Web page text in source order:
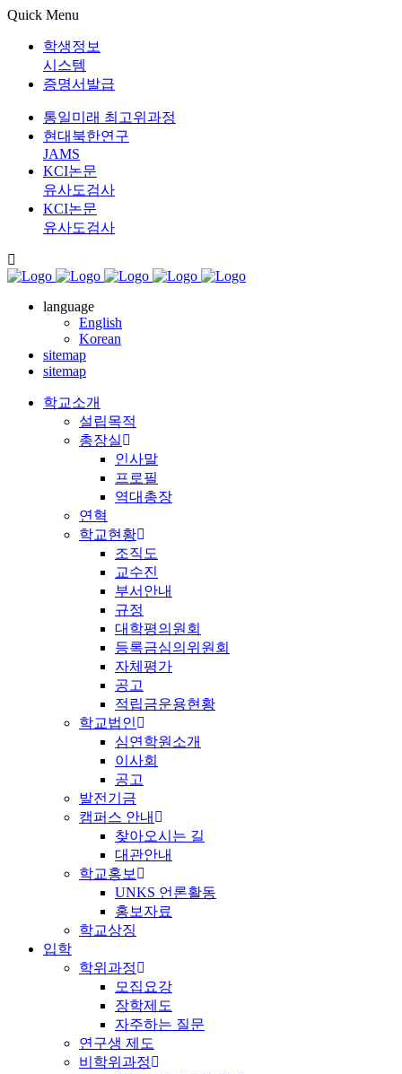
Quick Menu
학생정보
시스템
증명서발급
통일미래 최고위과정
현대북한연구
JAMS
KCI논문
유사도검사
KCI논문
유사도검사
language
English
Korean
sitemap
sitemap
학교소개
설립목적
총장실
인사말
프로필
역대총장
연혁
학교현황
조직도
교수진
부서안내
규정
대학평의원회
등록금심의위원회
자체평가
공고
적립금운용현황
학교법인
심연학원소개
이사회
공고
발전기금
캠퍼스 안내
찾아오시는 길
대관안내
학교홍보
UNKS 언론활동
홍보자료
학교상징
입학
학위과정
모집요강
장학제도
자주하는 질문
연구생 제도
비학위과정